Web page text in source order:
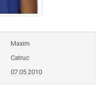
Maxim
Catruc
07.05.2010